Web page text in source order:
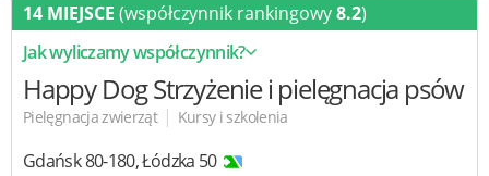
14 MIEJSCE (współczynnik rankingowy8.2)
Jak wyliczamy współczynnik?
Happy DogStrzyżenie i pielęgnacja psów
Pielęgnacja zwierząt | Kursy i szkolenia
Gdańsk80-180,Łódzka 50